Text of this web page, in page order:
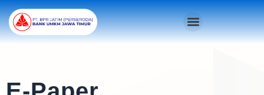
Skip
to
content
Menu